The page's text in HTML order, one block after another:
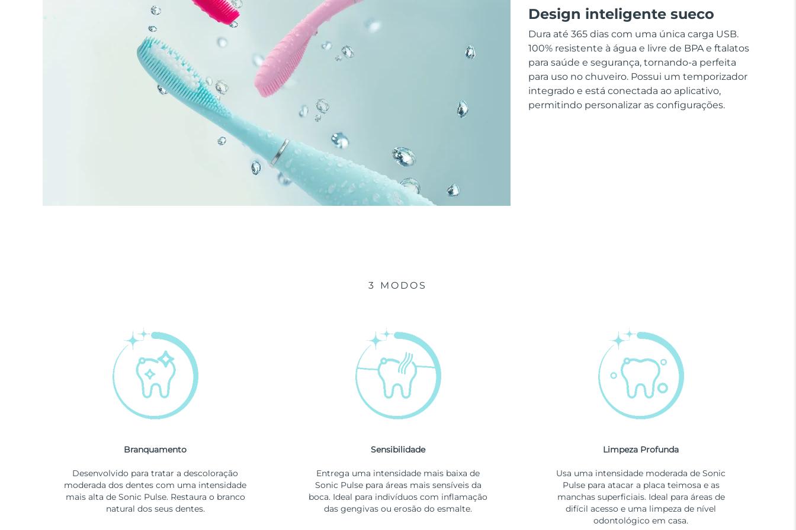
Design inteligente sueco
Dura até 365 dias com uma única carga USB.
100% resistente à água e livre de BPA e ftalatos
para saúde e segurança, tornando-a perfeita
para uso no chuveiro. Possui um temporizador
integrado e está conectada ao aplicativo,
permitindo personalizar as configurações.
3 MODOS
Branquamento
Desenvolvido para tratar a descoloração
moderada dos dentes com uma intensidade
mais alta de Sonic Pulse. Restaura o branco
natural dos seus dentes.
Sensibilidade
Entrega uma intensidade mais baixa de
Sonic Pulse para áreas mais sensíveis da
boca. Ideal para indivíduos com inflamação
das gengivas ou erosão do esmalte.
Limpeza Profunda
Usa uma intensidade moderada de Sonic
Pulse para atacar a placa teimosa e as
manchas superficiais. Ideal para áreas de
difícil acesso e uma limpeza de nível
odontológico em casa.